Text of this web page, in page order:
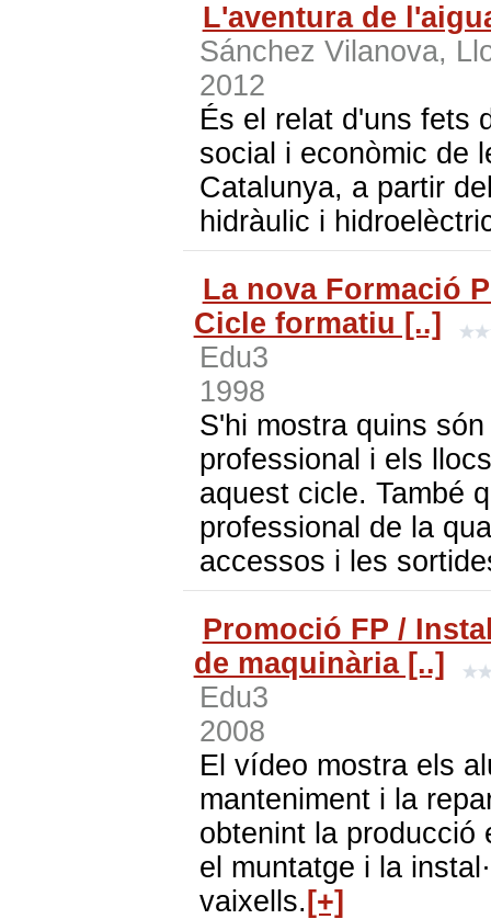
L'aventura de
Sánchez Vilanova,
2012
És el relat d'uns fets
social i econòmic de
Catalunya, a partir
hidràulic i
La nova Formació
Cicle formatiu [..]
Edu3
1998
S'hi mostra quins
professional i els
aquest cicle. També
professional de la
accessos i les
Promoció FP /
de maquinària [..]
Edu3
2008
El vídeo mostra els
manteniment i la
obtenint la producció
el muntatge i la
vaixells. [+]